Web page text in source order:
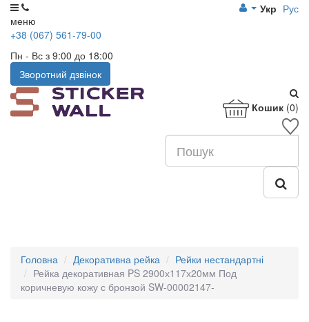
меню
Укр Рус
+38 (067) 561-79-00
Пн - Вс з 9:00 до 18:00
Зворотний дзвінок
Кошик (0)
Головна Декоративна рейка
Рейки нестандартні
Рейка декоративная PS 2900х117х20мм Под
коричневую кожу с бронзой SW-00002147-